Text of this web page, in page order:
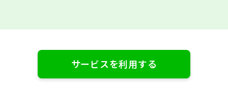
サービスを利用する